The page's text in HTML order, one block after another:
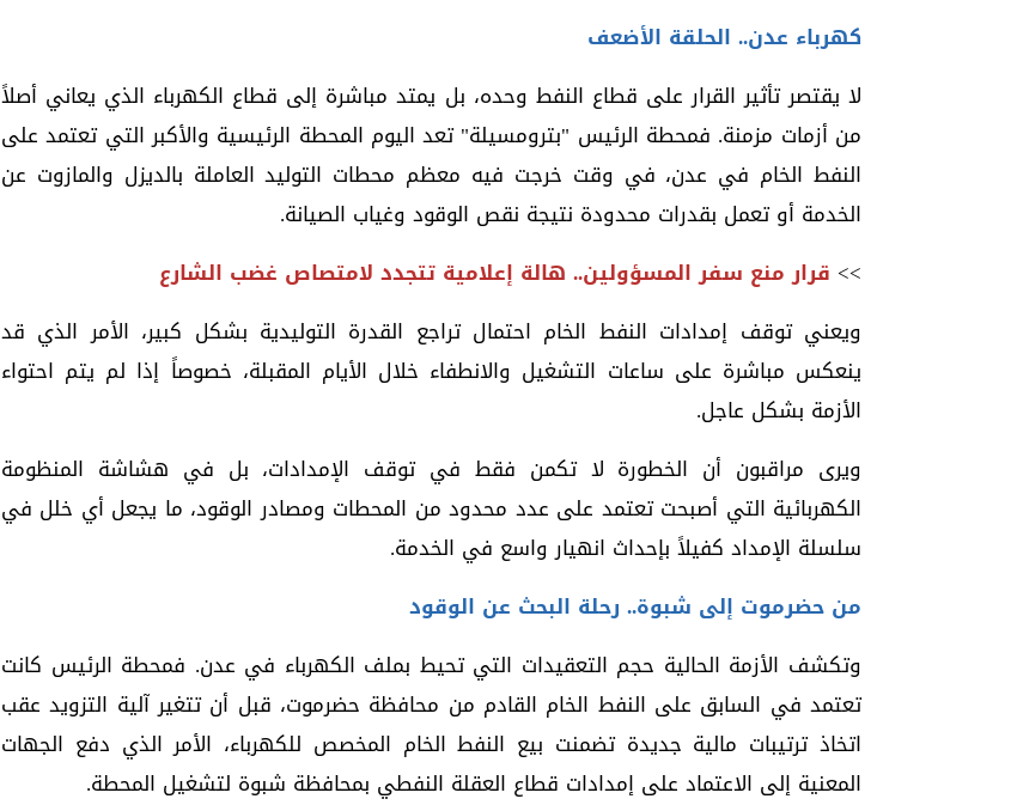
كهرباء عدن.. الحلقة الأضعف
لا يقتصر تأثير القرار على قطاع النفط وحده، بل يمتد مباشرة إلى قطاع الكهرباء الذي يعاني أصلاً
من أزمات مزمنة. فمحطة الرئيس "بترومسيلة" تعد اليوم المحطة الرئيسية والأكبر التي تعتمد على
النفط الخام في عدن، في وقت خرجت فيه معظم محطات التوليد العاملة بالديزل والمازوت عن
الخدمة أو تعمل بقدرات محدودة نتيجة نقص الوقود وغياب الصيانة.
>> قرار منع سفر المسؤولين.. هالة إعلامية تتجدد لامتصاص غضب الشارع
ويعني توقف إمدادات النفط الخام احتمال تراجع القدرة التوليدية بشكل كبير، الأمر الذي قد
ينعكس مباشرة على ساعات التشغيل والانطفاء خلال الأيام المقبلة، خصوصاً إذا لم يتم احتواء
الأزمة بشكل عاجل.
ويرى مراقبون أن الخطورة لا تكمن فقط في توقف الإمدادات، بل في هشاشة المنظومة
الكهربائية التي أصبحت تعتمد على عدد محدود من المحطات ومصادر الوقود، ما يجعل أي خلل في
سلسلة الإمداد كفيلاً بإحداث انهيار واسع في الخدمة.
من حضرموت إلى شبوة.. رحلة البحث عن الوقود
وتكشف الأزمة الحالية حجم التعقيدات التي تحيط بملف الكهرباء في عدن. فمحطة الرئيس كانت
تعتمد في السابق على النفط الخام القادم من محافظة حضرموت، قبل أن تتغير آلية التزويد عقب
اتخاذ ترتيبات مالية جديدة تضمنت بيع النفط الخام المخصص للكهرباء، الأمر الذي دفع الجهات
المعنية إلى الاعتماد على إمدادات قطاع العقلة النفطي بمحافظة شبوة لتشغيل المحطة.